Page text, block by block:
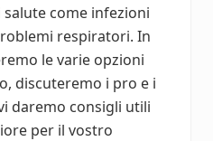
come infezioni
respiratori. In
le varie opzioni
discuteremo i pro e i
daremo consigli utili
per il vostro